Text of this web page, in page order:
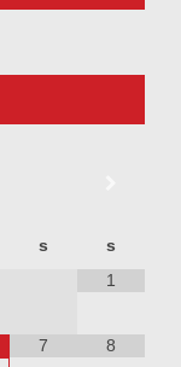
s
s
1
7 8